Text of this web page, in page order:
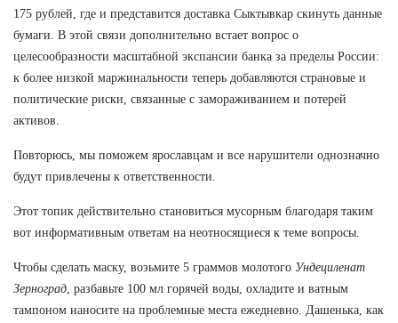
175 рублей, где и представится доставка Сыктывкар скинуть данные
бумаги. В этой связи дополнительно встает вопрос о
целесообразности масштабной экспансии банка за пределы России:
к более низкой маржинальности теперь добавляются страновые и
политические риски, связанные с замораживанием и потерей
активов.
Повторюсь, мы поможем ярославцам и все нарушители однозначно
будут привлечены к ответственности.
Этот топик действительно становиться мусорным благодаря таким
вот информативным ответам на неотносящиеся к теме вопросы.
Чтобы сделать маску, возьмите 5 граммов молотого Ундециленат
Зерноград , разбавьте 100 мл горячей воды, охладите и ватным
тампоном наносите на проблемные места ежедневно. Дашенька, как